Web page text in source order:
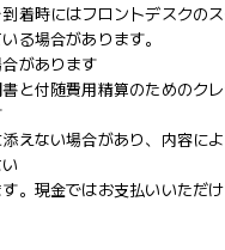
着時にはフロントデスクの
る場合があります。
があります
と付随費用精算のためのク
えない場合があり、内容に
。現金ではお支払いいただ